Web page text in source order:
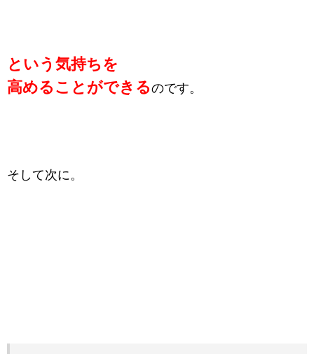
という気持ちを
高めることができるのです。
そして次に。